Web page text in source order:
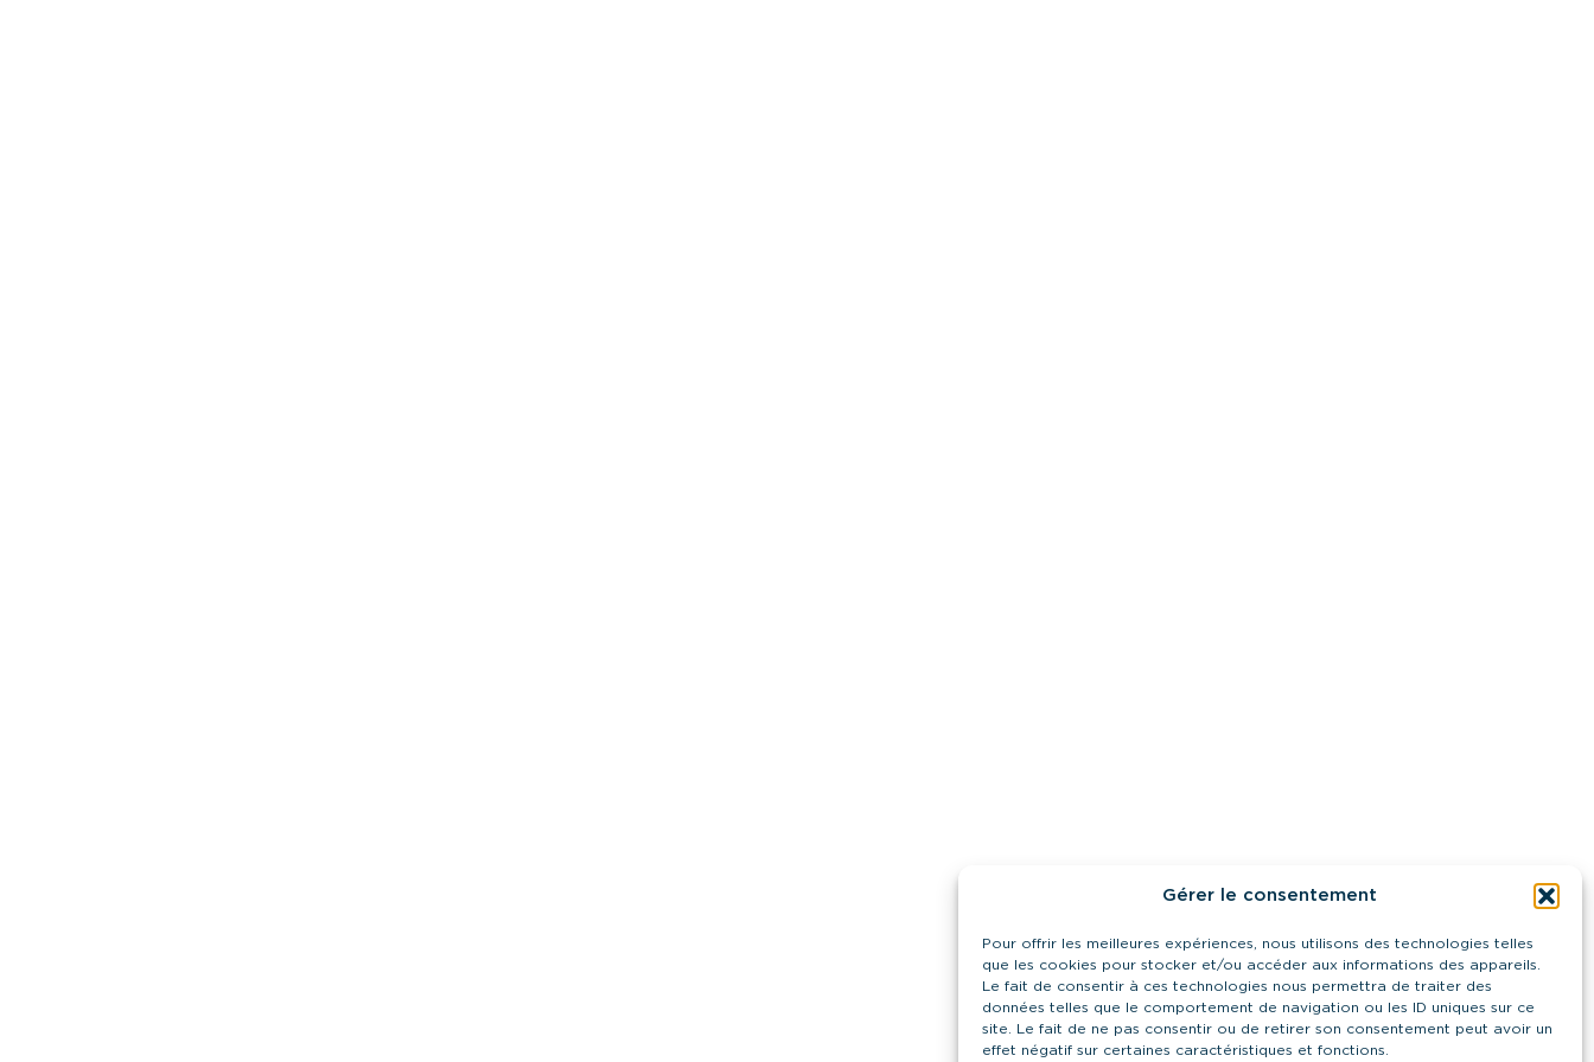
Gérer le consentement
Pour offrir les meilleures expériences, nous utilisons des technologies telles
que les cookies pour stocker et/ou accéder aux informations des appareils.
Le fait de consentir à ces technologies nous permettra de traiter des
données telles que le comportement de navigation ou les ID uniques sur ce
site. Le fait de ne pas consentir ou de retirer son consentement peut avoir un
effet négatif sur certaines caractéristiques et fonctions.